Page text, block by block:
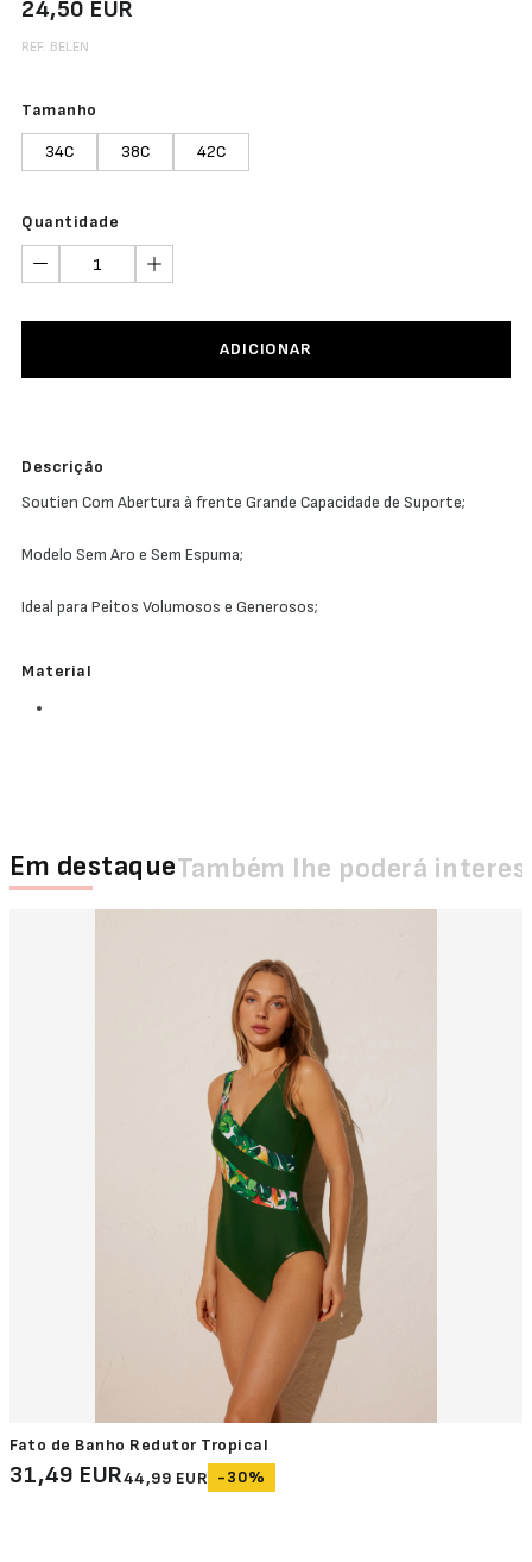
24,50 EUR
REF. BELEN
Tamanho
34C 38C 42C
Quantidade
ADICIONAR
Descrição
Soutien Com Abertura à frente Grande Capacidade de Suporte;
Modelo Sem Aro e Sem Espuma;
Ideal para Peitos Volumosos e Generosos;
Material
Em destaqueTambém lhe poderá
Fato de Banho Redutor Tropical
31,49 EUR44,99 EUR -30%